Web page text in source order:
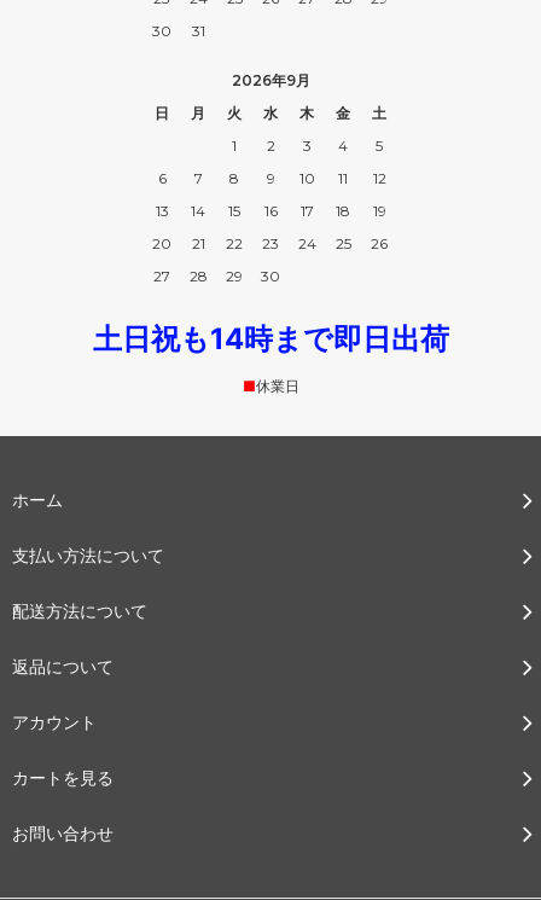
30
31
2026年9月
日
月 火 水 木 金
土
1
2 3 4
5
6
7 8 9 10 11
12
13
14 15 16 17 18
19
20
21 22 23 24 25
26
27
28 29 30
土日祝も14時まで即日出荷
■休業日
ホーム
支払い方法について
配送方法について
返品について
アカウント
カートを見る
お問い合わせ